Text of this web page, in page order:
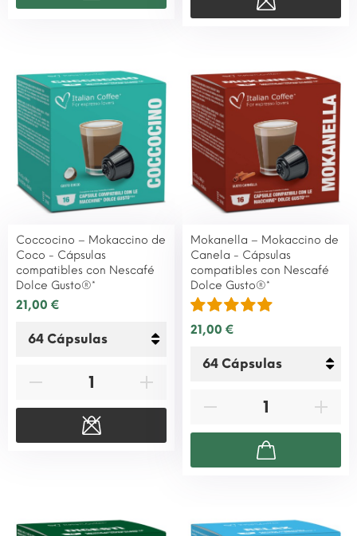
Coccocino – Mokaccino de
Coco - Cápsulas
compatibles con Nescafé
Dolce Gusto®*
21,00 €
Mokanella – Mokaccino de
Canela - Cápsulas
compatibles con Nescafé
Dolce Gusto®*
21,00 €